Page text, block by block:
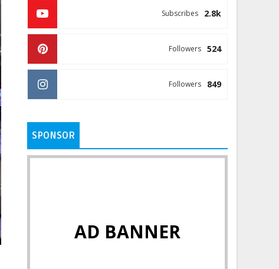
2.8k
Subscribes
524
Followers
849
Followers
SPONSOR
AD BANNER